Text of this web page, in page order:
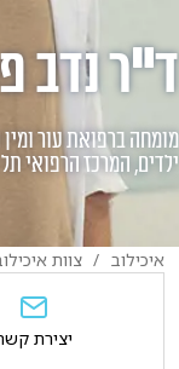
ד"ר נדב
מומחה ברפואת עור
ילדים, המרכז הרפואי
איכילוב צוות
יצירת